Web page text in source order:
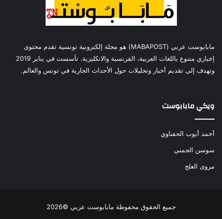
مابابوست عربي (MABAPOST) هو مجلة إلكترونية تونسية تقدم محتوى
إخباري متنوع باللغات العربية، الفرنسية والانكليزية. تأسست في يناير 2019
وتهدف إلى تقديم أخبار وتحليلات حول الأحداث الجارية في تونس والعالم.
ويكي مابابوست
أحمد أيوب الحفناوي
سوسن الجمني
مروى العلج
جميع الحقوق محفوظة مابابوست عربي ©2026